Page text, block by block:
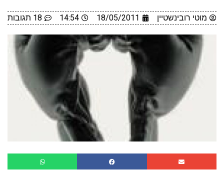
מוטי רובינשטיין 18/05/2011
14:54 18 תגובות